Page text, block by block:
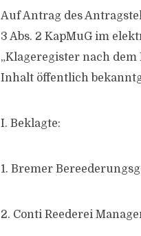
Auf Antrag des
3 Abs. 2 KapMuG im
„Klageregister nach
Inhalt öffentlich
I. Beklagte:
1. Bremer
2. Conti Reederei